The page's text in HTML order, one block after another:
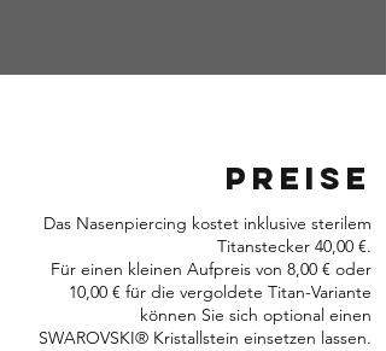
Preise
Das Nasenpiercing kostet inklusive sterilem
Titanstecker 40,00 €.
Für einen kleinen Aufpreis von 8,00 € oder
10,00 € für die vergoldete Titan-Variante
können Sie sich optional einen
SWAROVSKI® Kristallstein einsetzen lassen.